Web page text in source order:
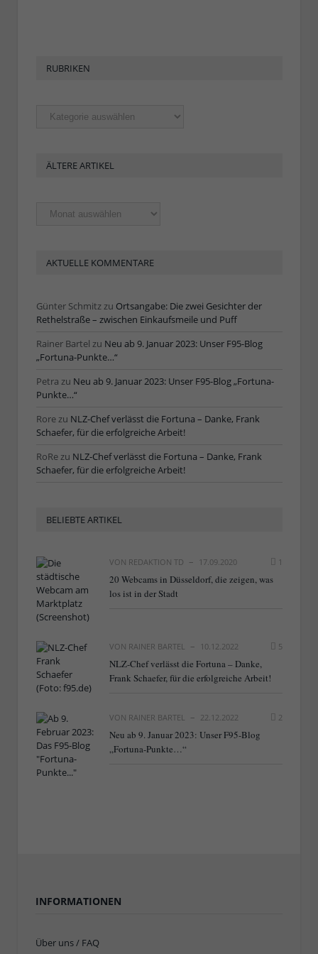
RUBRIKEN
Rubriken
ÄLTERE ARTIKEL
Ältere
Artikel
AKTUELLE KOMMENTARE
Günter Schmitzzu Ortsangabe: Die zwei Gesichter der
Rethelstraße – zwischen Einkaufsmeile und Puff
Rainer Bartel zu Neu ab 9. Januar 2023: Unser F95-Blog
„Fortuna-Punkte…“
Petra zu Neu ab 9. Januar 2023: Unser F95-Blog „Fortuna-
Punkte…“
Rorezu NLZ-Chef verlässt die Fortuna – Danke, Frank
Schaefer, für die erfolgreiche Arbeit!
RoRezu NLZ-Chef verlässt die Fortuna – Danke, Frank
Schaefer, für die erfolgreiche Arbeit!
BELIEBTE ARTIKEL
VON REDAKTION TD 17.09.2020 1
20 Webcams in Düsseldorf, die zeigen, was
los ist in der Stadt
VON RAINER BARTEL 10.12.2022 5
NLZ-Chef verlässt die Fortuna – Danke,
Frank Schaefer, für die erfolgreiche Arbeit!
VON RAINER BARTEL 22.12.2022 2
Neu ab 9. Januar 2023: Unser F95-Blog
„Fortuna-Punkte…“
INFORMATIONEN
Über uns / FAQ